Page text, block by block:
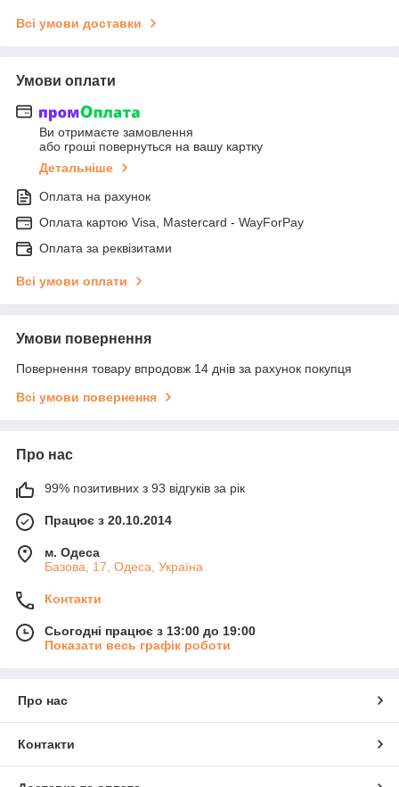
Всі умови доставки
Умови оплати
Ви отримаєте замовлення
або гроші повернуться на вашу картку
Детальніше
Оплата на рахунок
Оплата картою Visa, Mastercard - WayForPay
Оплата за реквізитами
Всі умови оплати
Умови повернення
Повернення товару впродовж 14 днів за рахунок покупця
Всі умови повернення
Про нас
99% позитивних з 93 відгуків за рік
Працює з 20.10.2014
м. Одеса
Базова, 17, Одеса, Україна
Контакти
Сьогодні працює з 13:00 до 19:00
Показати весь графік роботи
Про нас
Контакти